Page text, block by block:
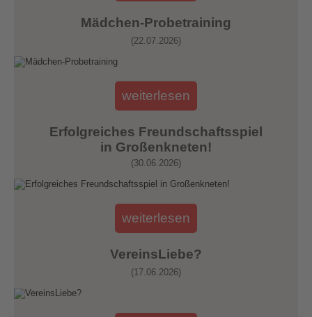
Mädchen-Probetraining
(22.07.2026)
weiterlesen
Erfolgreiches Freundschaftsspiel
in Großenkneten!
(30.06.2026)
weiterlesen
VereinsLiebe?
(17.06.2026)